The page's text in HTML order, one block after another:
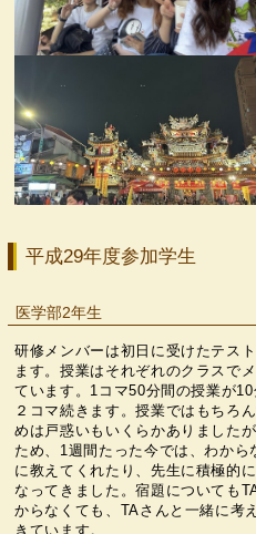
平成29年度参加学生
医学部2年生
研修メンバーは初日に受けたテス
ます。授業はそれぞれのクラスで
ています。1コマ50分間の授業が
２コマ続きます。授業ではもちろ
めは戸惑いもいくらかありました
ため、1週間たった今では、わか
に教えてくれたり、先生に積極的
なってきました。宿題についても
からなくても、TAさんと一緒に考
きています。